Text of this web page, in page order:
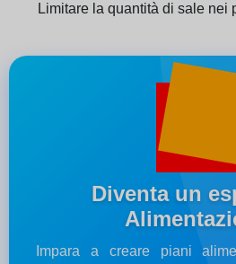
Limitare la quantità di sale nei
Diventa un
Impara a creare piani